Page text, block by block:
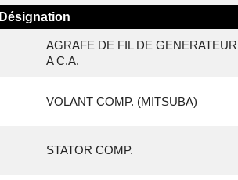
Désignation
AGRAFE DE FIL DE GENERATEUR
A C.A.
VOLANT COMP. (MITSUBA)
STATOR COMP.